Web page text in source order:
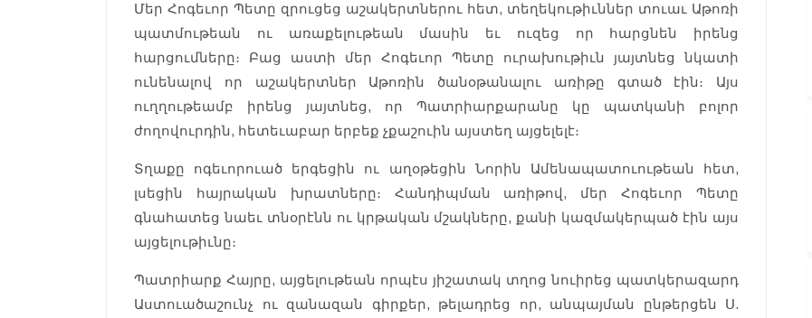
Մեր Հոգեւոր Պետը զրուցեց աշակերտներու հետ, տեղեկութիւններ տուաւ Աթոռի
պատմութեան ու առաքելութեան մասին եւ ուզեց որ հարցնեն իրենց
հարցումները։ Բաց աստի մեր Հոգեւոր Պետը ուրախութիւն յայտնեց նկատի
ունենալով որ աշակերտներ Աթոռին ծանօթանալու առիթը գտած էին։ Այս
ուղղութեամբ իրենց յայտնեց, որ Պատրիարքարանը կը պատկանի բոլոր
ժողովուրդին, հետեւաբար երբեք չքաշուին այստեղ այցելելէ։
Տղաքը ոգեւորուած երգեցին ու աղօթեցին Նորին Ամենապատուութեան հետ,
լսեցին հայրական խրատները։ Հանդիպման առիթով, մեր Հոգեւոր Պետը
գնահատեց նաեւ տնօրէնն ու կրթական մշակները, քանի կազմակերպած էին այս
այցելութիւնը։
Պատրիարք Հայրը, այցելութեան որպէս յիշատակ տղոց նուիրեց պատկերազարդ
Աստուածաշունչ ու զանազան գիրքեր, թելադրեց որ, անպայման ընթերցեն Ս.